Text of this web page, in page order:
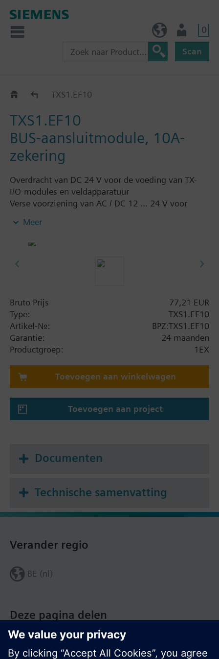
0
Scan
Bus connection / expansion for TXM..
TXS1.EF10
TXS1.EF10
BUS-aansluitmodule, 10A-
zekering
Overdracht van DC 24 V voor de voeding van TX-
I/O-modules en veldapparatuur
Verse voorziening van AC / DC 12 ... 24 V voor
Overdracht van het bussignaal
Meer
Bruto Prijs
77,21 EUR
Type:
TXS1.EF10
Artikel-Nr.:
BPZ:TXS1.EF10
Garantie:
24 maanden
Productgroep:
1EX
Toevoegen aan winkelwagen
Toevoegen aan project
Documenten
Technische samenvatting
Deze pagina delen
Verander regio
BE (nl)